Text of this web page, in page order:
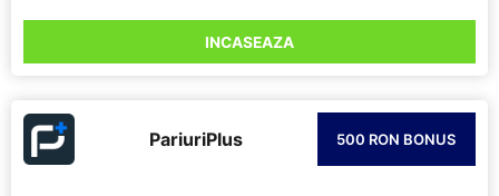
INCASEAZA
PariuriPlus 500 RON BONUS